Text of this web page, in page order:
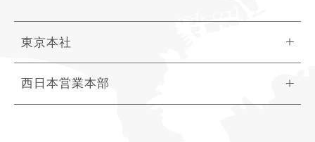
東京本社
西日本営業本部